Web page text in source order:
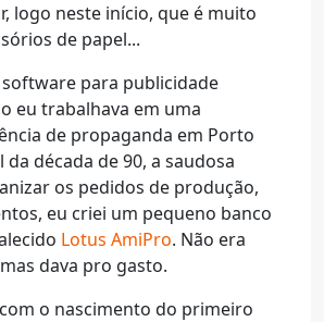
logo neste início, que é muito
de papel...
para publicidade
eu trabalhava em uma
de propaganda em Porto
década de 90, a saudosa
os pedidos de produção,
eu criei um pequeno banco
Lotus AmiPro. Não era
dava pro gasto.
o nascimento do primeiro